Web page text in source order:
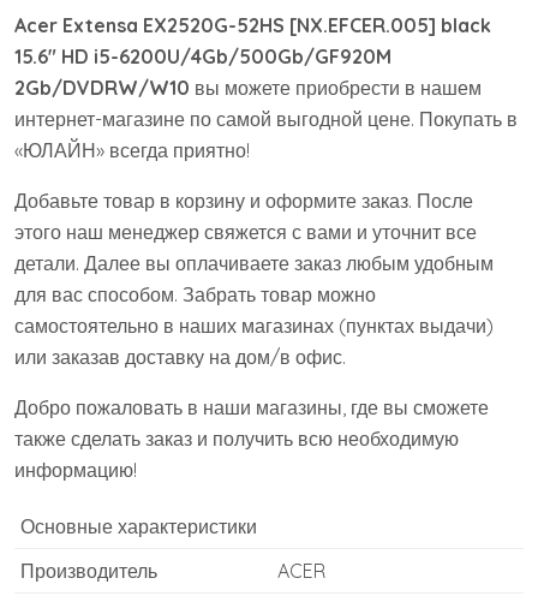
Acer Extensa EX2520G-52HS [NX.EFCER.005] black
15.6" HD i5-6200U/4Gb/500Gb/GF920M
2Gb/DVDRW/W10 вы можете приобрести в нашем
интернет-магазине по самой выгодной цене. Покупать в
«ЮЛАЙН» всегда приятно!
Добавьте товар в корзину и оформите заказ. После
этого наш менеджер свяжется с вами и уточнит все
детали. Далее вы оплачиваете заказ любым удобным
для вас способом. Забрать товар можно
самостоятельно в наших магазинах (пунктах выдачи)
или заказав доставку на дом/в офис.
Добро пожаловать в наши магазины, где вы сможете
также сделать заказ и получить всю необходимую
информацию!
Основные характеристики
Производитель
ACER